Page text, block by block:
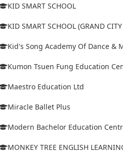
KID SMART SCHOOL
KID SMART SCHOOL (GRAND
Kid's Song Academy Of Dance &
Kumon Tsuen Fung Education
Maestro Education Ltd
Miracle Ballet Plus
Modern Bachelor Education
MONKEY TREE ENGLISH